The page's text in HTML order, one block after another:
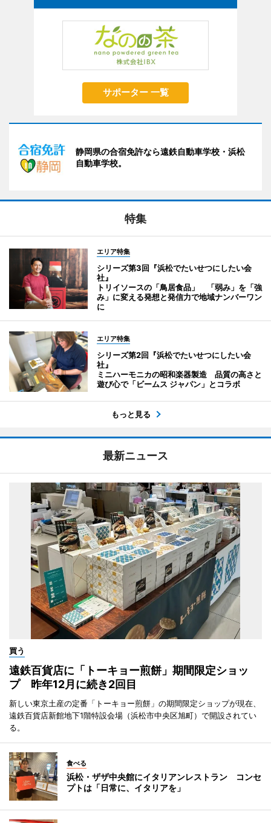
サポーター 一覧
静岡県の合宿免許なら遠鉄自動車学校・浜松
自動車学校。
特集
エリア特集
シリーズ第3回『浜松でたいせつにしたい会
社』
トリイソースの「鳥居食品」 「弱み」を「強
み」に変える発想と発信力で地域ナンバーワン
に
エリア特集
シリーズ第2回『浜松でたいせつにしたい会
社』
ミニハーモニカの昭和楽器製造 品質の高さと
遊び心で「ビームス ジャパン」とコラボ
もっと見る
最新ニュース
買う
遠鉄百貨店に「トーキョー煎餅」期間限定ショッ
プ 昨年12月に続き2回目
新しい東京土産の定番「トーキョー煎餅」の期間限定ショップが現在、
遠鉄百貨店新館地下1階特設会場（浜松市中央区旭町）で開設されてい
る。
食べる
浜松・ザザ中央館にイタリアンレストラン コンセ
プトは「日常に、イタリアを」